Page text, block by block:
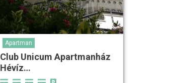
Apartman
Club Unicum Apartmanház
Hévíz…